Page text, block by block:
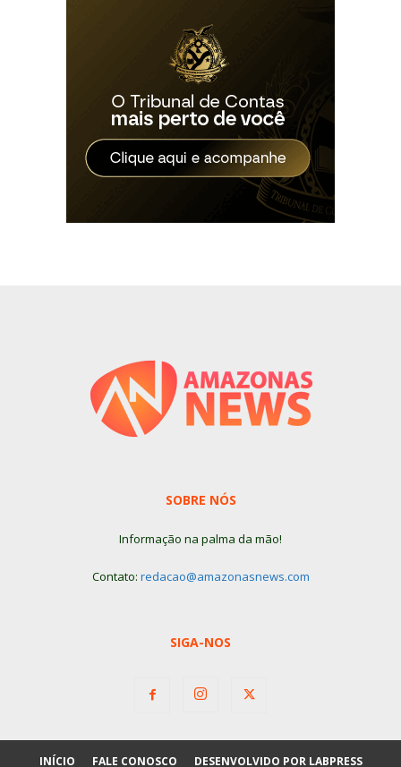
SOBRE NÓS
Informação na palma da mão!
Contato: redacao@amazonasnews.com
SIGA-NOS
INÍCIO FALE CONOSCO DESENVOLVIDO POR LABPRESS